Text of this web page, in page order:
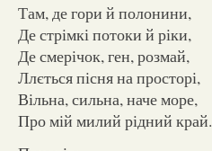
Там, де гори й полонини,
Де стрімкі потоки й ріки,
Де смерічок, ген, розмай,
Ллється пісня на просторі,
Вільна, сильна, наче море,
Про мій милий рідний край.